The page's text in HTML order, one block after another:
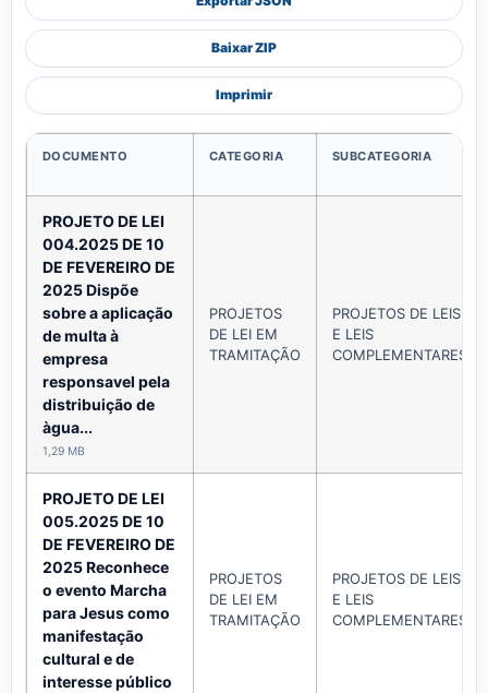
Baixar ZIP
Imprimir
DOCUMENTO CATEGORIA SUBCATEGORIA
PROJETO DE LEI
004.2025 DE 10
DE FEVEREIRO DE
2025 Dispõe
sobre a aplicação
de multa à
empresa
responsavel pela
distribuição de
àgua...
1,29 MB
PROJETOS
DE LEI EM
TRAMITAÇÃO
PROJETOS DE LEIS
E LEIS
COMPLEMENTARES
PROJETO DE LEI
005.2025 DE 10
DE FEVEREIRO DE
2025 Reconhece
o evento Marcha
para Jesus como
manifestação
cultural e de
interesse público
PROJETOS
DE LEI EM
TRAMITAÇÃO
PROJETOS DE LEIS
E LEIS
COMPLEMENTARES